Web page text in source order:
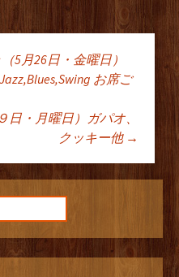
ーショ
5月26日・金曜日）
お席ご
・月曜日）ガパオ、
クッキー他 →